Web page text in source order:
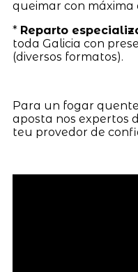
queimar con máxima
* Reparto
toda Galicia con
(diversos formatos).
Para un fogar
aposta nos expertos
teu provedor de